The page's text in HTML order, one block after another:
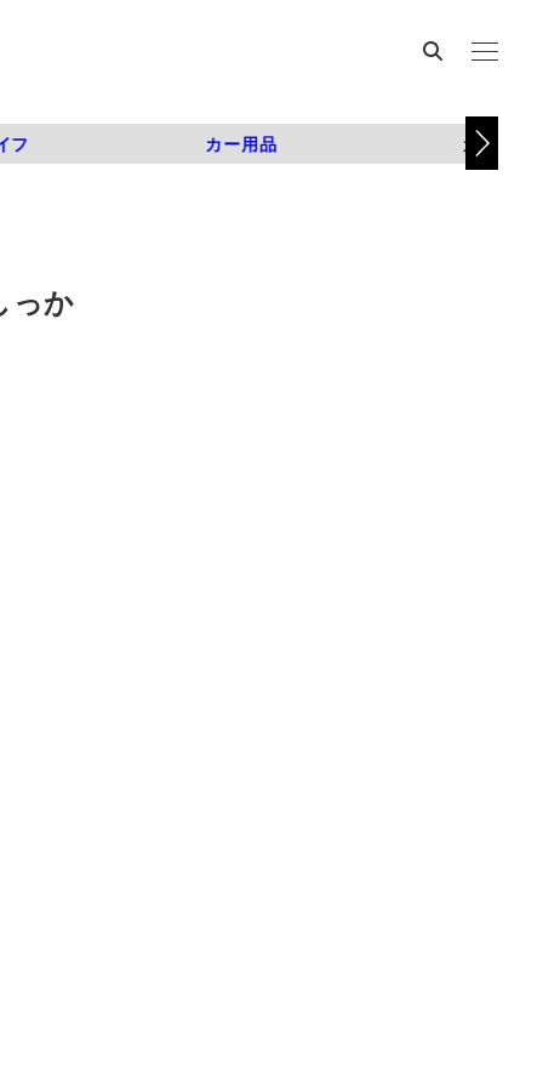
フ カー用品 カスタム
っか